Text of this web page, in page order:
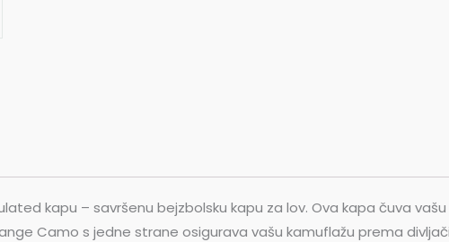
kapu – savršenu bejzbolsku kapu za lov. Ova kapa čuva
Camo s jedne strane osigurava vašu kamuflažu prema